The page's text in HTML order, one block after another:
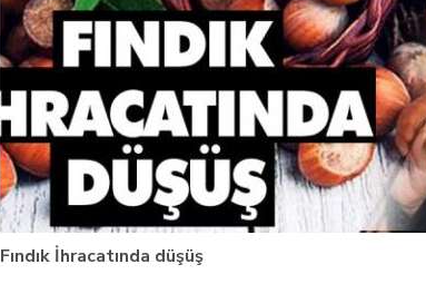
Giresunlu sürücü Orhangazi’de hayatını
Fındık İhracatında düşüş